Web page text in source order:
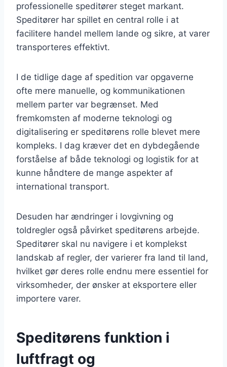
professionelle speditører steget markant.
Speditører har spillet en central rolle i at
facilitere handel mellem lande og sikre, at varer
transporteres effektivt.
I de tidlige dage af spedition var opgaverne
ofte mere manuelle, og kommunikationen
mellem parter var begrænset. Med
fremkomsten af moderne teknologi og
digitalisering er speditørens rolle blevet mere
kompleks. I dag kræver det en dybdegående
forståelse af både teknologi og logistik for at
kunne håndtere de mange aspekter af
international transport.
Desuden har ændringer i lovgivning og
toldregler også påvirket speditørens arbejde.
Speditører skal nu navigere i et komplekst
landskab af regler, der varierer fra land til land,
hvilket gør deres rolle endnu mere essentiel for
virksomheder, der ønsker at eksportere eller
importere varer.
Speditørens funktion i
luftfragt og